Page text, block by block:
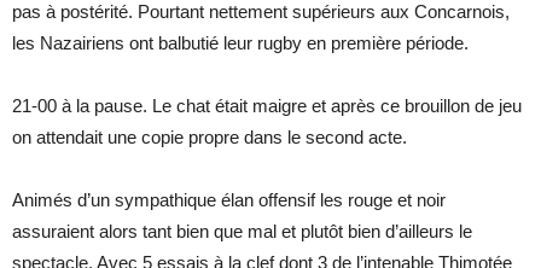
pas à postérité. Pourtant nettement supérieurs aux Concarnois,
les Nazairiens ont balbutié leur rugby en première période.
21-00 à la pause. Le chat était maigre et après ce brouillon de jeu
on attendait une copie propre dans le second acte.
Animés d’un sympathique élan offensif les rouge et noir
assuraient alors tant bien que mal et plutôt bien d’ailleurs le
spectacle. Avec 5 essais à la clef dont 3 de l’intenable Thimotée